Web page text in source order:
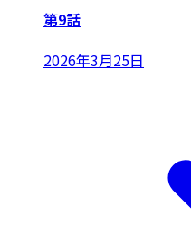
第9話
2026年3月25日